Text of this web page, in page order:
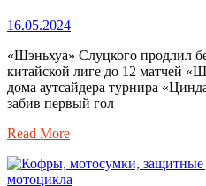
16.05.2024
«Шэньхуа» Слуцкого продлил
китайской лиге до 12 матчей
дома аутсайдера турнира
забив первый гол
Read More